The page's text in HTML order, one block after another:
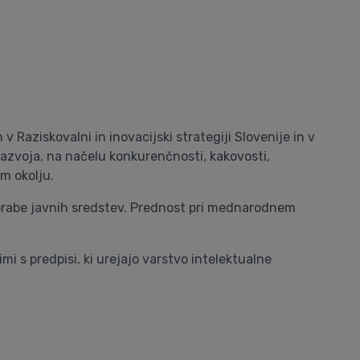
Raziskovalni in inovacijski strategiji Slovenije in v
na načelu konkurenčnosti, kakovosti,
okolju.
javnih sredstev. Prednost pri mednarodnem
s predpisi, ki urejajo varstvo intelektualne